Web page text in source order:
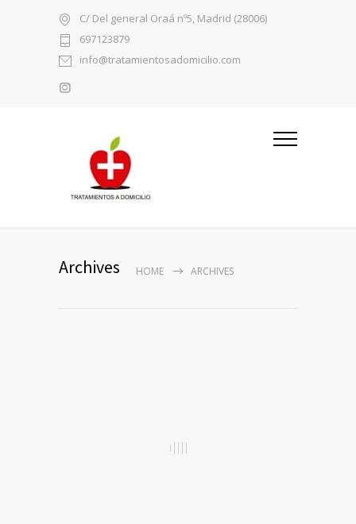
C/ Del general Oraá nº5, Madrid (28006)
697123879
info@tratamientosadomicilio.com
Archives HOME ARCHIVES